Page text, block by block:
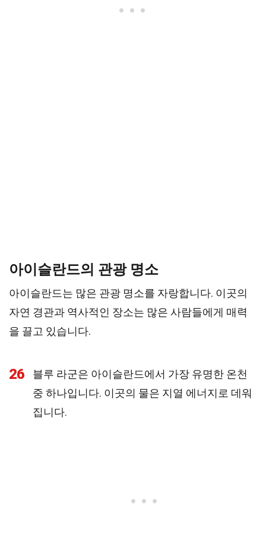
아이슬란드의 관광 명소
아이슬란드는 많은 관광 명소를 자랑합니다. 이곳의
자연 경관과 역사적인 장소는 많은 사람들에게 매력
을 끌고 있습니다.
26
블루 라군은 아이슬란드에서 가장 유명한 온천
중 하나입니다. 이곳의 물은 지열 에너지로 데워
집니다.